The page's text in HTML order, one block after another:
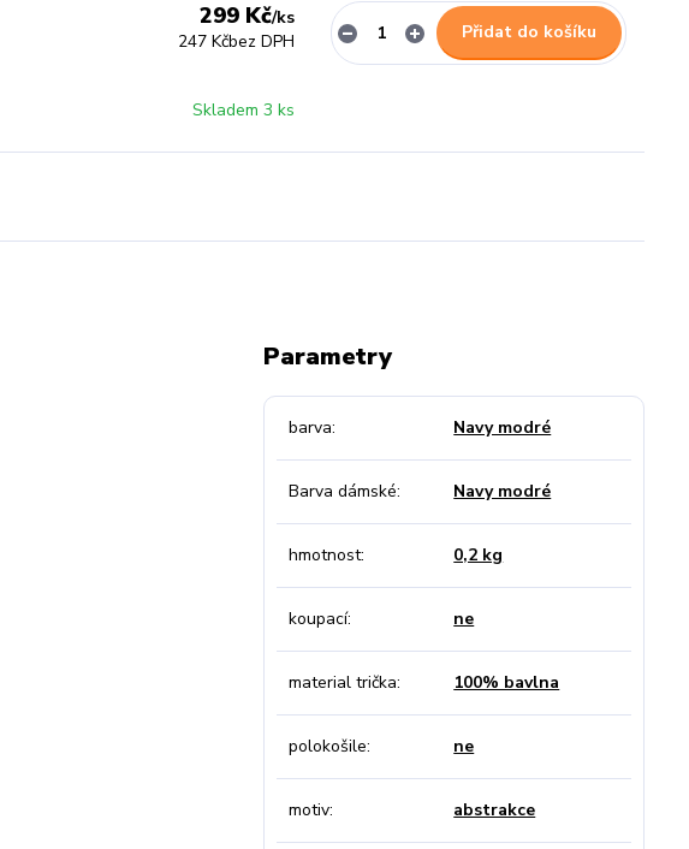
299 Kč/ks
247 Kčbez DPH
Skladem 3 ks
Přidat do košíku
Parametry
barva Navy modré
Barva dámské Navy modré
hmotnost 0,2 kg
koupací ne
material trička 100% bavlna
polokošile ne
motiv abstrakce